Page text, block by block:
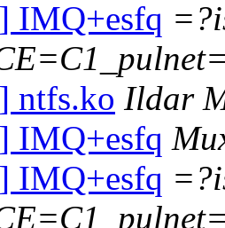
IMQ+esfq
ntfs.ko Ildar
IMQ+esfq
IMQ+esfq